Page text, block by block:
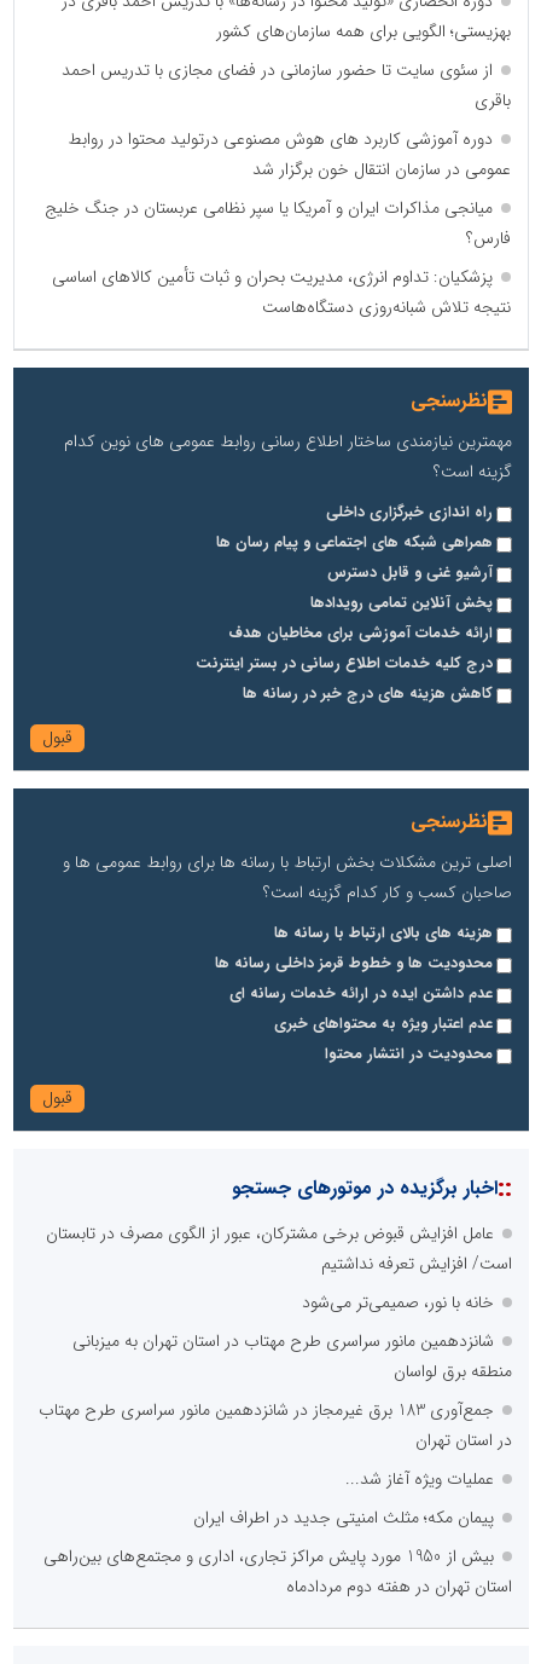
بهزیستی؛ الگویی برای همه سازمان‌های کشور
از سئوی سایت تا حضور سازمانی در فضای مجازی با تدریس احمد
باقری
دوره آموزشی کاربرد های هوش مصنوعی درتولید محتوا در روابط
عمومی در سازمان انتقال خون برگزار شد
میانجی مذاکرات ایران و آمریکا یا سپر نظامی عربستان در جنگ خلیج
فارس؟
پزشکیان: تداوم انرژی، مدیریت بحران و ثبات تأمین کالاهای اساسی
نتیجه تلاش شبانه‌روزی دستگاه‌هاست
نظرسنجی
مهمترین نیازمندی ساختار اطلاع رسانی روابط عمومی های نوین کدام
گزینه است؟
راه اندازی خبرگزاری داخلی
همراهی شبکه های اجتماعی و پیام رسان ها
آرشیو غنی و قابل دسترس
پخش آنلاین تمامی رویدادها
ارائه خدمات آموزشی برای مخاطیان هدف
درج کلیه خدمات اطلاع رسانی در بستر اینترنت
کاهش هزینه های درج خبر در رسانه ها
نظرسنجی
اصلی ترین مشکلات بخش ارتباط با رسانه ها برای روابط عمومی ها و
صاحبان کسب و کار کدام گزینه است؟
هزینه های بالای ارتباط با رسانه ها
محدودیت ها و خطوط قرمز داخلی رسانه ها
عدم داشتن ایده در ارائه خدمات رسانه ای
عدم اعتبار ویژه به محتواهای خبری
محدودیت در انتشار محتوا
::اخبار برگزیده در موتورهای جستجو
عامل افزایش قبوض برخی مشترکان، عبور از الگوی مصرف در تابستان
است/ افزایش تعرفه نداشتیم
خانه با نور، صمیمی‌تر می‌شود
شانزدهمین مانور سراسری طرح مهتاب در استان تهران به میزبانی
منطقه برق لواسان
جمع‌آوری 183 برق غیرمجاز در شانزدهمین مانور سراسری طرح مهتاب
در استان تهران
عملیات ویژه آغاز شد...
پیمان مکه؛ مثلث امنیتی جدید در اطراف ایران
بیش از 1950 مورد پایش مراکز تجاری، اداری و مجتمع‌های بین‌راهی
استان تهران در هفته دوم مردادماه